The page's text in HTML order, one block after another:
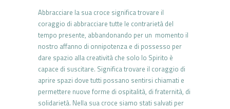
Abbracciare la sua croce significa trovare il
coraggio di abbracciare tutte le contrarietà del
tempo presente, abbandonando per un momento il
nostro affanno di onnipotenza e di possesso per
dare spazio alla creatività che solo lo Spirito è
capace di suscitare. Significa trovare il coraggio di
aprire spazi dove tutti possano sentirsi chiamati e
permettere nuove forme di ospitalità, di fraternità, di
solidarietà. Nella sua croce siamo stati salvati per